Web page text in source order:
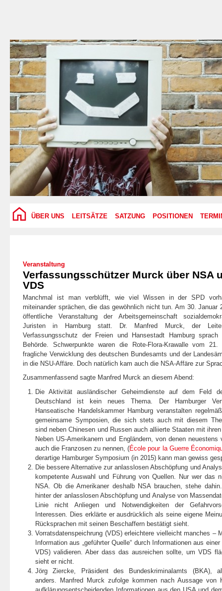
ÜBER UNS LEITSÄTZE SATZUNG POSITIONEN
Veranstaltung
Verfassungsschützer Murck über NSA
VDS
Manchmal ist man verblüfft, wie viel Wissen in der SPD
miteinander sprächen, die das gewöhnlich nicht tun. Am 30. Januar
öffentliche Veranstaltung der Arbeitsgemeinschaft
Juristen in Hamburg statt. Dr. Manfred Murck, der
Verfassungsschutz der Freien und Hansestadt Hamburg
Behörde. Schwerpunkte waren die Rote-Flora-Krawalle vom
fragliche Verwicklung des deutschen Bundesamts und der
in die NSU-Affäre. Doch natürlich kam auch die NSA-Affäre zur
Zusammenfassend sagte Manfred Murck an diesem Abend:
Die Aktivität ausländischer Geheimdienste auf dem Feld
Deutschland ist kein neues Thema. Der Hamburger
Hanseatische Handelskammer Hamburg veranstalten
gemeinsame Symposien, die sich stets auch mit diesem
sind neben Chinesen und Russen auch alliierte Staaten mit
Neben US-Amerikanern und Engländern, von denen
auch die Franzosen zu nennen, (École pour la Guerre
derartige Hamburger Symposium (in 2015) kann man gewiss
Die bessere Alternative zur anlasslosen Abschöpfung und
kompetente Auswahl und Führung von Quellen. Nur wer das
NSA. Ob die Amerikaner deshalb NSA brauchen, stehe
hinter der anlasslosen Abschöpfung und Analyse von
Linie nicht Anliegen und Notwendigkeiten der
Interessen. Dies erklärte er ausdrücklich als seine eigene
Rücksprachen mit seinen Beschaffern bestätigt sieht.
Vorratsdatenspeichrung (VDS) erleichtere vielleicht manches –
Information aus „geführter Quelle“ durch Informationen aus einer
VDS) validieren. Aber dass das ausreichen sollte, um VDS
sieht er nicht.
Jörg Ziercke, Präsident des Bundeskriminalamts (BKA),
anders. Manfred Murck zufolge kommen nach Aussage von
aufklärungsentscheidenden Informationen aus den USA und